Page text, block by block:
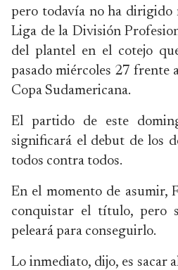
pero todavía no ha
Liga de la División
del plantel en el cotejo
pasado miércoles 27 frente
Copa Sudamericana.
El partido de este
significará el debut de los
todos contra todos.
En el momento de asumir,
conquistar el título, pero
peleará para conseguirlo.
Lo inmediato, dijo, es sacar